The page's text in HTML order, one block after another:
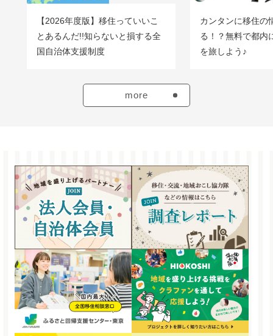
【2026年度版】移住っていいこ
とあるんだ!!知らないと損する全
国自治体支援制度
カンタンに移住の
る！？無料で都内
を旅しよう♪
more